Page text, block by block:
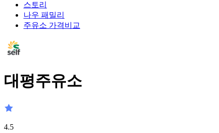
스토리
나우 패밀리
주유소 가격비교
대평주유소
4.5